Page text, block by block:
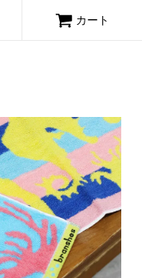
カート